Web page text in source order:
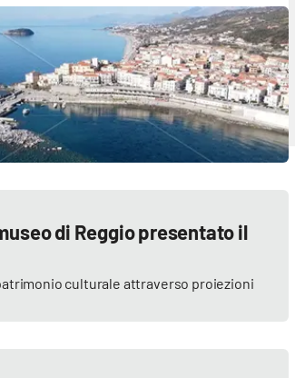
di Reggio presentato il
culturale attraverso proiezioni